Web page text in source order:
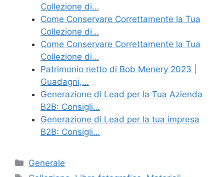
Collezione di…
Come Conservare Correttamente la Tua
Collezione di…
Come Conservare Correttamente la Tua
Collezione di…
Patrimonio netto di Bob Menery 2023 |
Guadagni,…
Generazione di Lead per la Tua Azienda
B2B: Consigli…
Generazione di Lead per la tua impresa
B2B: Consigli…
Categories
Generale